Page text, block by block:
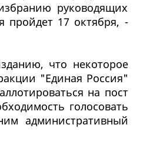
руководящих
пройдет 17 октября, -
что некоторое
"Единая Россия"
на пост
голосовать
административный